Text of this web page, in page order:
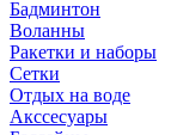
Бадминтон
Воланны
Ракетки и наборы
Сетки
Отдых на воде
Акссесуары